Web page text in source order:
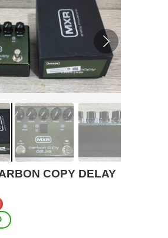
COPY DELAY